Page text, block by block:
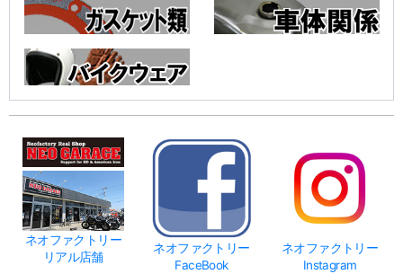
ネオファクトリー
リアル店舗
ネオファクトリー
FaceBook
ネオファクトリー
Instagram